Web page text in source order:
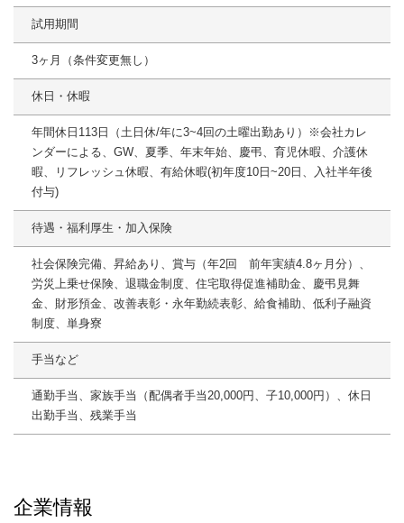
試用期間
3ヶ月（条件変更無し）
休日・休暇
年間休日113日（土日休/年に3~4回の土曜出勤あり）※会社カレ
ンダーによる、GW、夏季、年末年始、慶弔、育児休暇、介護休
暇、リフレッシュ休暇、有給休暇(初年度10日~20日、入社半年後
付与)
待遇・福利厚生・加入保険
社会保険完備、昇給あり、賞与（年2回 前年実績4.8ヶ月分）、
労災上乗せ保険、退職金制度、住宅取得促進補助金、慶弔見舞
金、財形預金、改善表彰・永年勤続表彰、給食補助、低利子融資
制度、単身寮
手当など
通勤手当、家族手当（配偶者手当20,000円、子10,000円）、休日
出勤手当、残業手当
企業情報